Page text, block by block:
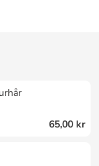
65,00 kr